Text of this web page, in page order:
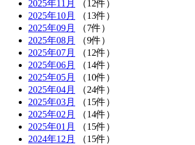
2025年11月
（12件）
2025年10月
（13件）
2025年09月
（7件）
2025年08月
（9件）
2025年07月
（12件）
2025年06月
（14件）
2025年05月
（10件）
2025年04月
（24件）
2025年03月
（15件）
2025年02月
（14件）
2025年01月
（15件）
2024年12月
（15件）